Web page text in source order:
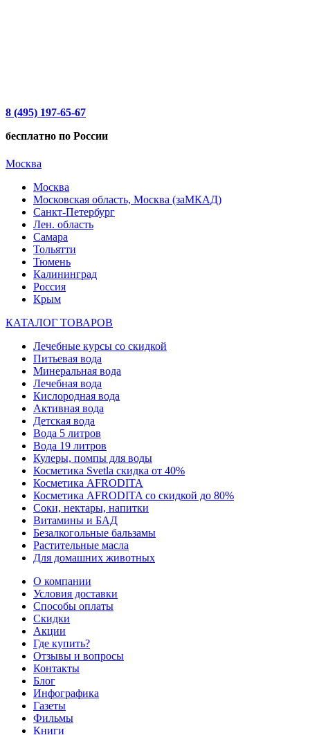
8 (495) 197-65-67
бесплатно по России
Москва
Москва
Московская область, Москва (заМКАД)
Санкт-Петербург
Лен. область
Самара
Тольятти
Тюмень
Калининград
Россия
Крым
КАТАЛОГ ТОВАРОВ
Лечебные курсы со скидкой
Питьевая вода
Минеральная вода
Лечебная вода
Кислородная вода
Активная вода
Детская вода
Вода 5 литров
Вода 19 литров
Кулеры, помпы для воды
Косметика Svetla скидка от 40%
Косметика AFRODITA
Косметика AFRODITA со скидкой до 80%
Соки, нектары, напитки
Витамины и БАД
Безалкогольные бальзамы
Растительные масла
Для домашних животных
О компании
Условия доставки
Способы оплаты
Скидки
Акции
Где купить?
Отзывы и вопросы
Контакты
Блог
Инфографика
Газеты
Фильмы
Книги